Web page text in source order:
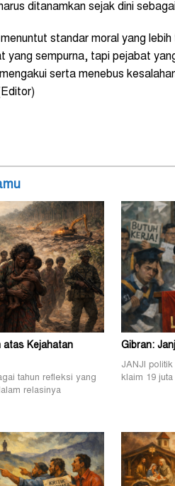
ditanamkan sejak dini
standar moral yang
yang sempurna, tapi pejabat
serta menebus
atas Kejahatan
tahun refleksi yang
relasinya
Gibran:
JANJI
klaim 19